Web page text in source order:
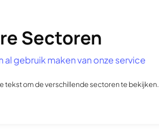
Sectoren
gebruik maken van onze service
tekst om de verschillende sectoren te bekijken.